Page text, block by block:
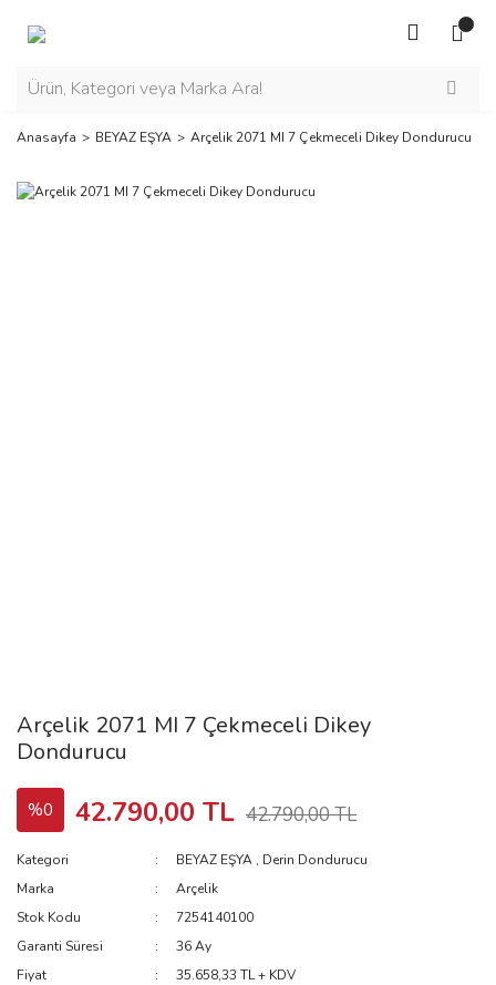
Anasayfa BEYAZ EŞYA Arçelik 2071 MI 7 Çekmeceli Dikey Dondurucu
Arçelik 2071 MI 7 Çekmeceli Dikey
Dondurucu
%0 42.790,00 TL 42.790,00 TL
Kategori BEYAZ EŞYA , Derin Dondurucu
Marka
Arçelik
Stok Kodu
7254140100
Garanti Süresi
36 Ay
Fiyat
35.658,33 TL + KDV